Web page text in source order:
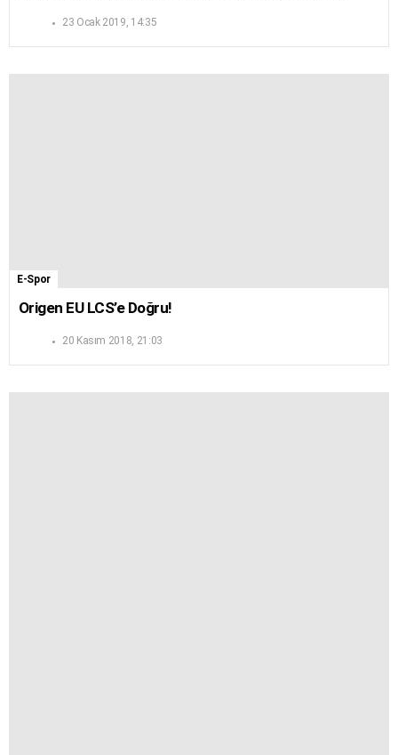
23 Ocak 2019, 14:35
E-Spor
Origen EU LCS’e Doğru!
20 Kasım 2018, 21:03